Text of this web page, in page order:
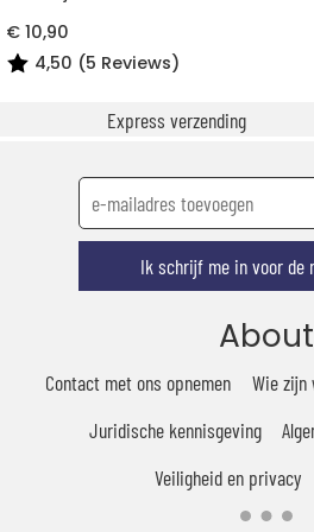
€ 10,90
4,50 (5 Reviews)
Express verzending
Ik schrijf me in voor de
About
Contact met ons opnemen Wie zijn
Juridische kennisgeving
Veiligheid en privacy